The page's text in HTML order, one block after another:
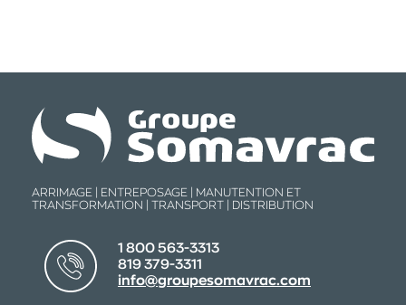
ARRIMAGE | ENTREPOSAGE | MANUTENTION ET
TRANSFORMATION | TRANSPORT | DISTRIBUTION
1 800 563-3313
819 379-3311
info@groupesomavrac.com